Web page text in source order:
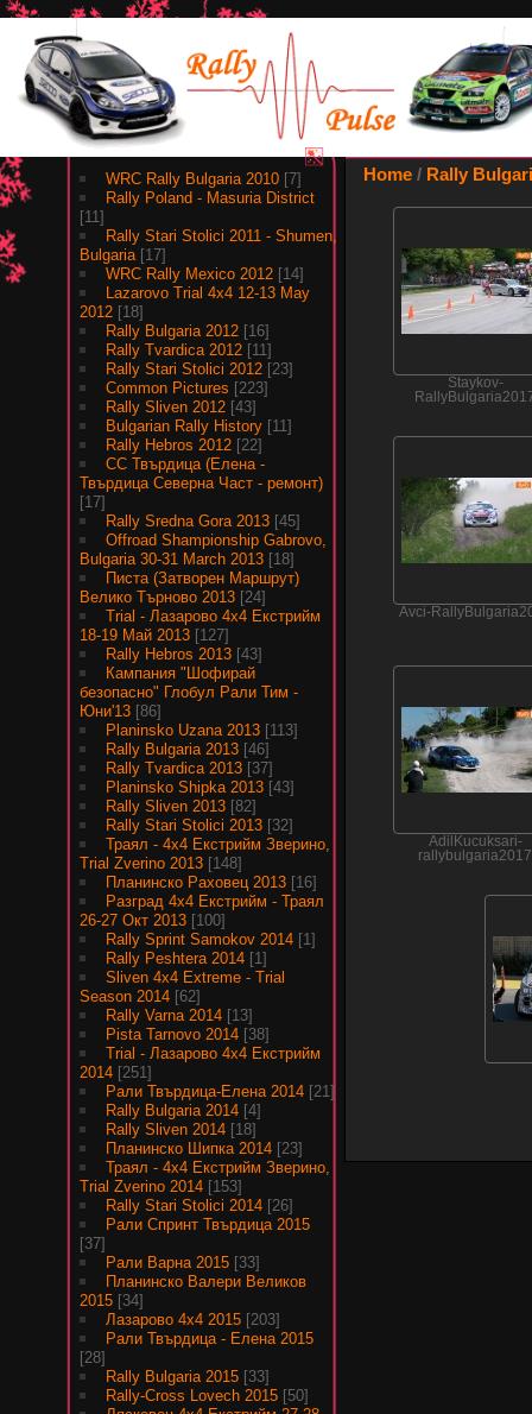
Albums
WRC Rally Bulgaria 2010 [7]
Rally Poland - Masuria District
[11]
Rally Stari Stolici 2011 - Shumen,
Bulgaria [17]
WRC Rally Mexico 2012 [14]
Lazarovo Trial 4x4 12-13 May
2012 [18]
Rally Bulgaria 2012 [16]
Rally Tvardica 2012 [11]
Rally Stari Stolici 2012 [23]
Common Pictures [223]
Rally Sliven 2012 [43]
Bulgarian Rally History [11]
Rally Hebros 2012 [22]
СС Твърдица (Елена -
Твърдица Северна Част - ремонт)
[17]
Rally Sredna Gora 2013 [45]
Offroad Shampionship Gabrovo,
Bulgaria 30-31 March 2013 [18]
Писта (Затворен Маршрут)
Велико Търново 2013 [24]
Trial - Лазарово 4х4 Екстрийм
18-19 Май 2013 [127]
Rally Hebros 2013 [43]
Кампания "Шофирай
безопасно" Глобул Рали Тим -
Юни'13 [86]
Planinsko Uzana 2013 [113]
Rally Bulgaria 2013 [46]
Rally Tvardica 2013 [37]
Planinsko Shipka 2013 [43]
Rally Sliven 2013 [82]
Rally Stari Stolici 2013 [32]
Траял - 4х4 Екстрийм Зверино,
Trial Zverino 2013 [148]
Планинско Раховец 2013 [16]
Разград 4х4 Екстрийм - Траял
26-27 Окт 2013 [100]
Rally Sprint Samokov 2014 [1]
Rally Peshtera 2014 [1]
Sliven 4x4 Extreme - Trial
Season 2014 [62]
Rally Varna 2014 [13]
Pista Tarnovo 2014 [38]
Trial - Лазарово 4х4 Екстрийм
2014 [251]
Рали Твърдица-Елена 2014 [21]
Rally Bulgaria 2014 [4]
Rally Sliven 2014 [18]
Планинско Шипка 2014 [23]
Траял - 4х4 Екстрийм Зверино,
Trial Zverino 2014 [153]
Rally Stari Stolici 2014 [26]
Рали Спринт Твърдица 2015
[37]
Рали Варна 2015 [33]
Планинско Валери Великов
2015 [34]
Лазарово 4х4 2015 [203]
Рали Твърдица - Елена 2015
[28]
Rally Bulgaria 2015 [33]
Rally-Cross Lovech 2015 [50]
Home / Rally
Staykov-
Avci-
AdilKucuksari-
rallybulgaria2017